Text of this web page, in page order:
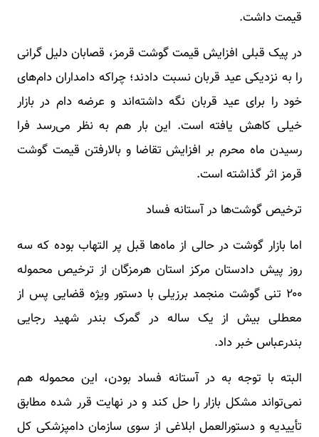
قیمت داشت.
در پیک قبلی افزایش قیمت گوشت قرمز، قصابان دلیل گرانی
را به نزدیکی عید قربان نسبت دادند؛ چراکه دامداران دام‌های
خود را برای عید قربان نگه داشته‌اند و عرضه دام در بازار
خیلی کاهش یافته است. این بار هم به نظر می‌رسد فرا
رسیدن ماه محرم بر افزایش تقاضا و بالارفتن قیمت گوشت
قرمز اثر گذاشته است.
ترخیص گوشت‌ها در آستانه فساد
اما بازار گوشت در حالی از ماه‌ها قبل پر التهاب بوده که سه
روز پیش دادستان مرکز استان هرمزگان از ترخیص محموله
۲۰۰ تنی گوشت منجمد برزیلی با دستور ویژه قضایی پس از
معطلی بیش از یک ساله در گمرک بندر شهید رجایی
بندرعباس خبر داد.
البته با توجه به در آستانه فساد بودن، این محموله هم
نمی‌تواند مشکل بازار را حل کند و در نهایت قرر شده مطابق
تأییدیه و دستورالعمل ابلاغی از سوی سازمان دامپزشکی کل